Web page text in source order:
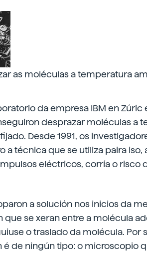
as moléculas a temperatura
da empresa IBM en Zúric
desprazar moléculas a
Desde 1991, os
a técnica que se utiliza paira
eléctricos, corría o risco
a solución nos inicios da
que se xeran entre a molécula
o traslado da molécula. Por
é de ningún tipo: o microscopio